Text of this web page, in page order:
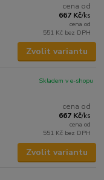
cena od
667 Kč/ks
cena od
551 Kč bez DPH
Zvolit variantu
cena od
667 Kč/ks
cena od
551 Kč bez DPH
Skladem v e-shopu
Zvolit variantu